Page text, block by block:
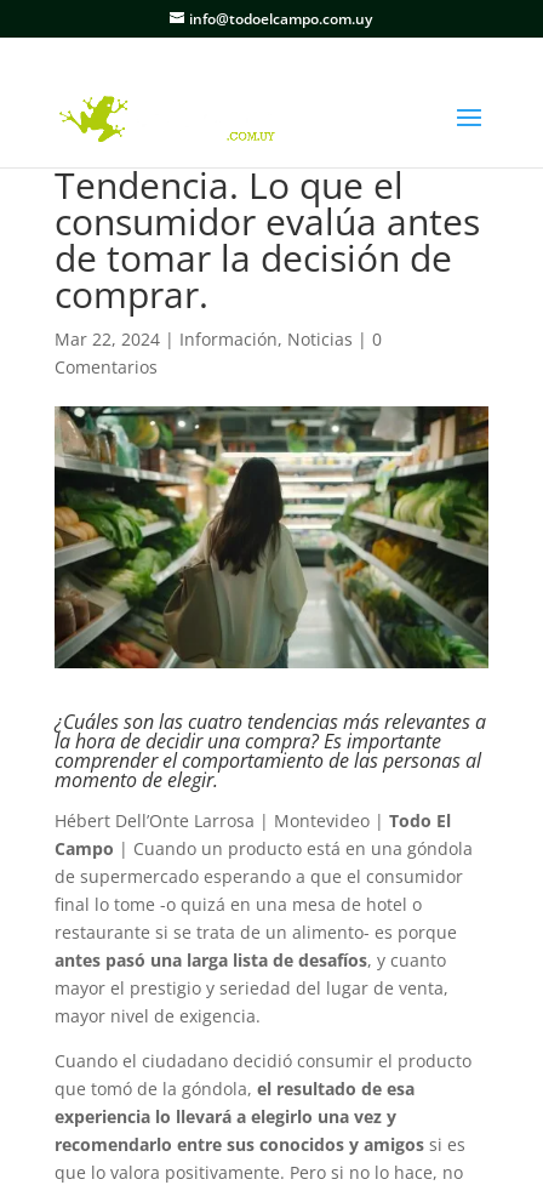
info@todoelcampo.com.uy
Tendencia. Lo que el
consumidor evalúa antes
de tomar la decisión de
comprar.
Mar 22, 2024| Información, Noticias | 0
Comentarios
¿Cuáles son las cuatro tendencias más relevantes a
la hora de decidir una compra? Es importante
comprender el comportamiento de las personas al
momento de elegir.
Hébert Dell’Onte Larrosa | Montevideo | Todo El
Campo | Cuando un producto está en una góndola
de supermercado esperando a que el consumidor
final lo tome -o quizá en una mesa de hotel o
restaurante si se trata de un alimento- es porque
antes pasó una larga lista de desafíos, y cuanto
mayor el prestigio y seriedad del lugar de venta,
mayor nivel de exigencia.
Cuando el ciudadano decidió consumir el producto
que tomó de la góndola, el resultado de esa
experiencia lo llevará a elegirlo una vez y
recomendarlo entre sus conocidos y amigossi es
que lo valora positivamente. Pero si no lo hace, no